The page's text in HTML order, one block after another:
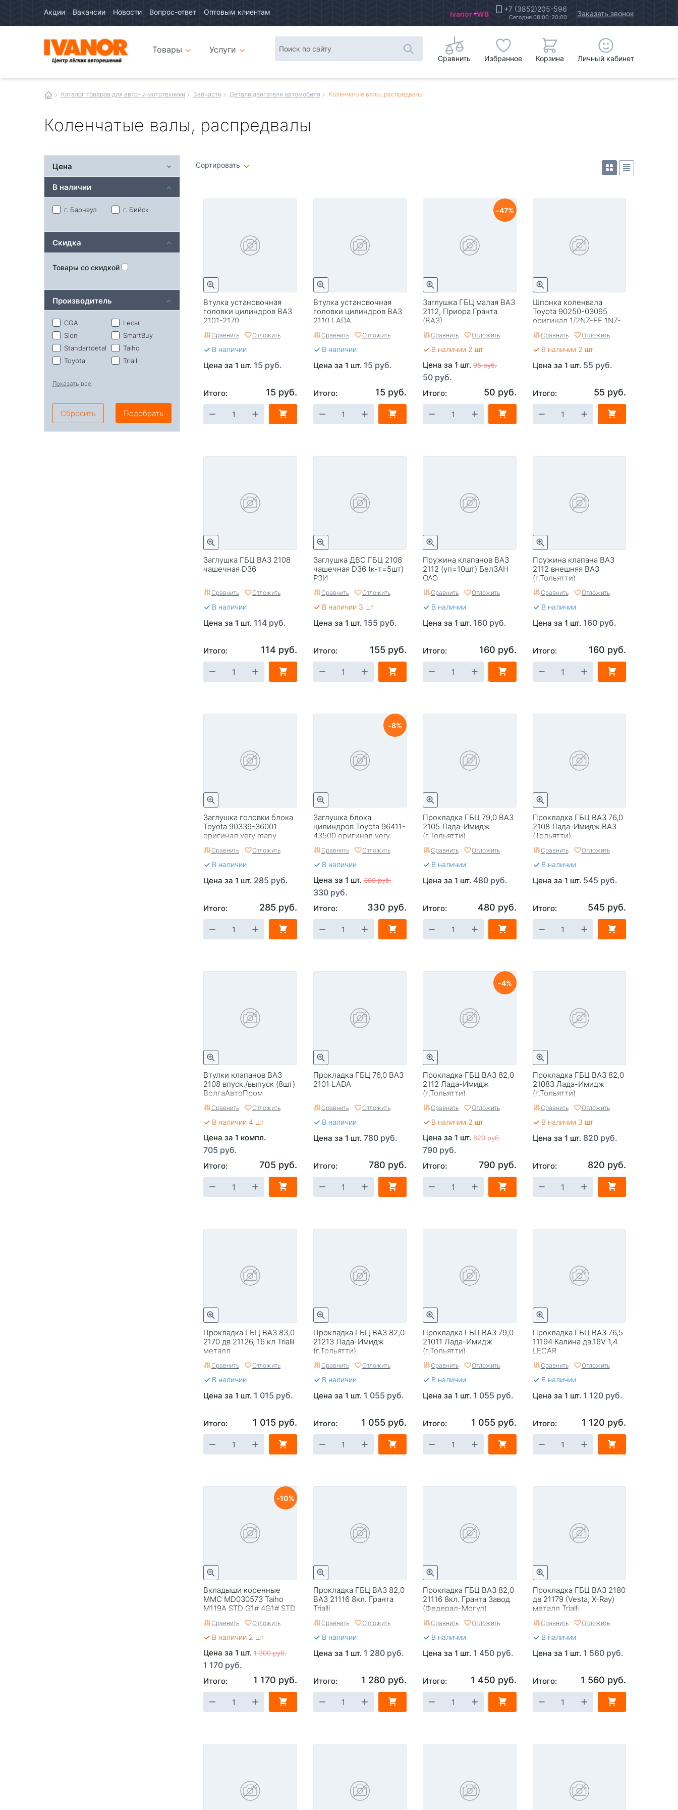
Акции Вакансии Новости Вопрос-ответ Оптовым клиентам Ivanor WB +7 (3852)205-596
Сегодня 08:00-20:00 Заказать звонок
интернетТовары
Услуги
Сравнить Избранное Корзина Личный кабинет
Каталог товаров для авто- и мототехники Запчасти Детали двигателя автомобиля Коленчатые валы, распредвалы
Коленчатые валы, распредвалы
Сортировать
Втулка установочная
головки цилиндров ВАЗ
2101-2170
Сравнить Отложить
В наличии
Цена за 1 шт. 15 руб.
Итого: 15 руб.
Втулка установочная
головки цилиндров ВАЗ
2110 LADA
Сравнить Отложить
В наличии
Цена за 1 шт. 15 руб.
Итого: 15 руб.
Заглушка ГБЦ малая ВАЗ
2112, Приора Гранта
(ВАЗ)
47
Сравнить Отложить
В наличии 2 шт
Цена за 1 шт. 95 руб.
50 руб.
Итого: 50 руб.
Шпонка коленвала
Toyota 90250-03095
оригинал 1/2NZ-FE 1NZ-
Сравнить Отложить
В наличии 2 шт
Цена за 1 шт. 55 руб.
Итого: 55 руб.
Заглушка ГБЦ ВАЗ 2108
чашечная D36
Сравнить Отложить
В наличии
Цена за 1 шт. 114 руб.
Итого: 114 руб.
Заглушка ДВС ГБЦ 2108
чашечная D36 (к-т=5шт)
РЗИ
Сравнить Отложить
В наличии 3 шт
Цена за 1 шт. 155 руб.
Итого: 155 руб.
Пружина клапанов ВАЗ
2112 (уп=10шт) БелЗАН
ОАО
Сравнить Отложить
В наличии
Цена за 1 шт. 160 руб.
Итого: 160 руб.
Пружина клапана ВАЗ
2112 внешняя ВАЗ
(г.Тольятти)
Сравнить Отложить
В наличии
Цена за 1 шт. 160 руб.
Итого: 160 руб.
Заглушка головки блока
Toyota 90339-36001
оригинал very many
Сравнить Отложить
В наличии
Цена за 1 шт. 285 руб.
Итого: 285 руб.
Заглушка блока
цилиндров Toyota 96411-
43500 оригинал very
8
Сравнить Отложить
В наличии
Цена за 1 шт.360 руб.
330 руб.
Итого: 330 руб.
Прокладка ГБЦ 79,0 ВАЗ
2105 Лада-Имидж
(г.Тольятти)
Сравнить Отложить
В наличии
Цена за 1 шт. 480 руб.
Итого: 480 руб.
Прокладка ГБЦ ВАЗ 76,0
2108 Лада-Имидж ВАЗ
(Тольятти)
Сравнить Отложить
В наличии
Цена за 1 шт. 545 руб.
Итого: 545 руб.
Втулки клапанов ВАЗ
2108 впуск./выпуск (8шт)
ВолгаАвтоПром
Сравнить Отложить
В наличии 4 шт
Цена за 1 компл.
705 руб.
Итого: 705 руб.
Прокладка ГБЦ 76,0 ВАЗ
2101 LADA
Сравнить Отложить
В наличии
Цена за 1 шт. 780 руб.
Итого: 780 руб.
Прокладка ГБЦ ВАЗ 82,0
2112 Лада-Имидж
(г,Тольятти)
4
Сравнить Отложить
В наличии 2 шт
Цена за 1 шт. 820 руб.
790 руб.
Итого: 790 руб.
Прокладка ГБЦ ВАЗ 82,0
21083 Лада-Имидж
(г,Тольятти)
Сравнить Отложить
В наличии 3 шт
Цена за 1 шт. 820 руб.
Итого: 820 руб.
Прокладка ГБЦ ВАЗ 83,0
2170 дв 21126, 16 кл Trialli
металл
Сравнить Отложить
В наличии
Цена за 1 шт. 1 015 руб.
Итого: 1 015 руб.
Прокладка ГБЦ ВАЗ 82,0
21213 Лада-Имидж
(г.Тольятти)
Сравнить Отложить
В наличии
Цена за 1 шт. 1 055 руб.
Итого: 1 055 руб.
Прокладка ГБЦ ВАЗ 79,0
21011 Лада-Имидж
(г.Тольятти)
Сравнить Отложить
В наличии
Цена за 1 шт. 1 055 руб.
Итого: 1 055 руб.
Прокладка ГБЦ ВАЗ 76,5
11194 Калина дв.16V 1,4
LECAR
Сравнить Отложить
В наличии
Цена за 1 шт. 1 120 руб.
Итого: 1 120 руб.
Вкладыши коренные
MMC MD030573 Taiho
M119A STD G1# 4G1# STD
10
Сравнить Отложить
В наличии 2 шт
Цена за 1 шт. 1 300 руб.
1 170 руб.
Итого: 1 170 руб.
Прокладка ГБЦ ВАЗ 82,0
ВАЗ 21116 8кл. Гранта
Trialli
Сравнить Отложить
В наличии
Цена за 1 шт. 1 280 руб.
Итого: 1 280 руб.
Прокладка ГБЦ ВАЗ 82,0
21116 8кл. Гранта Завод
(Федерал-Могул)
Сравнить Отложить
В наличии
Цена за 1 шт. 1 450 руб.
Итого: 1 450 руб.
Прокладка ГБЦ ВАЗ 2180
дв 21179 (Vesta, X-Ray)
металл Trialli
Сравнить Отложить
В наличии
Цена за 1 шт. 1 560 руб.
Итого: 1 560 руб.
Цена
В наличии
г. Барнаул г. Бийск
Скидка
Товары со скидкой
Производитель
CGA
Lecar
Slon
SmartBuy
Standartdetal
Taiho
Toyota
Trialli
РЗИ
Показать все
Сбросить Подобрать